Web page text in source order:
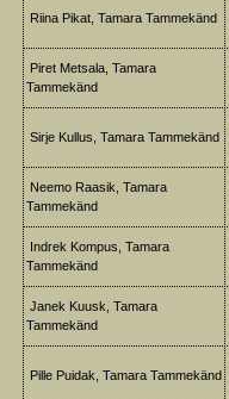
Riina Pikat, Tamara Tammekänd
Piret Metsala, Tamara
Tammekänd
Sirje Kullus, Tamara Tammekänd
Neemo Raasik, Tamara
Tammekänd
Indrek Kompus, Tamara
Tammekänd
Janek Kuusk, Tamara
Tammekänd
Pille Puidak, Tamara Tammekänd